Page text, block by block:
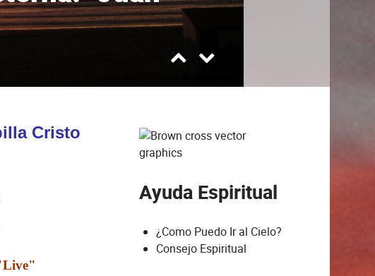
Cristo
Ayuda Espiritual
¿Como Puedo Ir al Cielo?
Consejo Espiritual